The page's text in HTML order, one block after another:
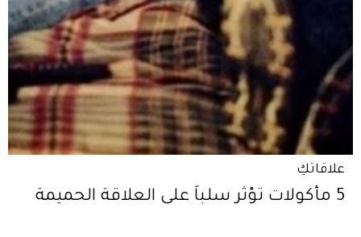
علاقاتكِ
5 مأكولات تؤثّر سلباً على العلاقة الحميمة